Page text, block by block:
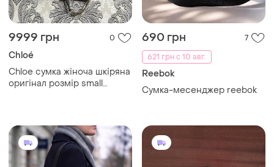
9999 грн 0
Chloé
Chloe сумка жіноча шкіряна
оригінал розмір small
690 грн
7
621 грн с 10 авг.
Reebok
Сумка-месенджер reebok